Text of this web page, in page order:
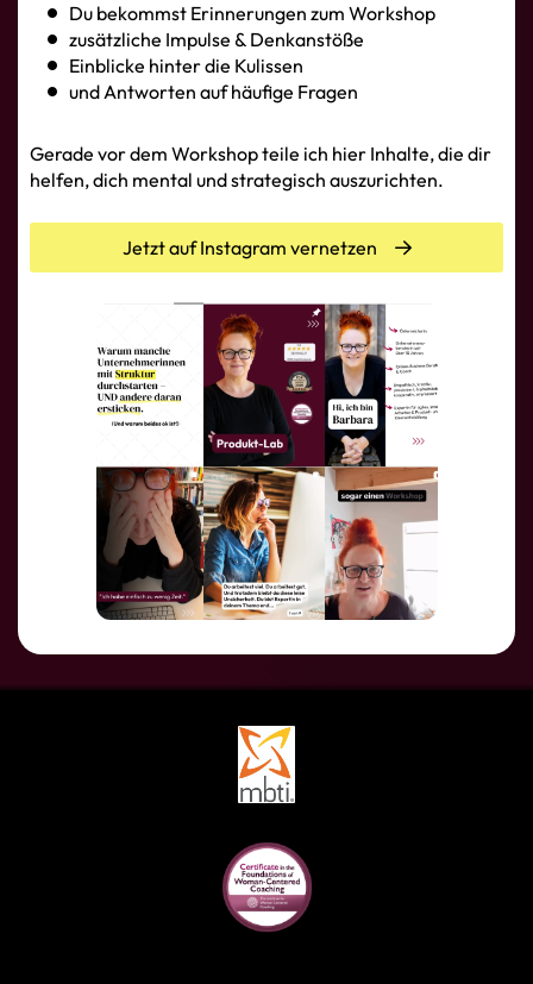
Du bekommst Erinnerungen zum Workshop
zusätzliche Impulse & Denkanstöße
Einblicke hinter die Kulissen
und Antworten auf häufige Fragen
Gerade vor dem Workshop teile ich hier Inhalte, die dir
helfen, dich mental und strategisch auszurichten.
Jetzt auf Instagram vernetzen